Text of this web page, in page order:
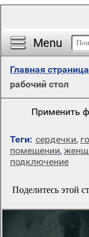
Menu
Главная страница
рабочий стол
Применить
Теги: сердечки,
помещении,
подключение